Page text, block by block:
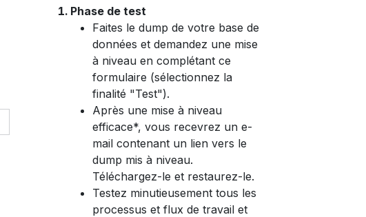
Phase de test
Faites le dump de votre base de
données et demandez une mise
à niveau en complétant ce
formulaire (sélectionnez la
finalité "Test").
Après une mise à niveau
efficace*, vous recevrez un e-
mail contenant un lien vers le
dump mis à niveau.
Téléchargez-le et restaurez-le.
Testez minutieusement tous les
processus et flux de travail et